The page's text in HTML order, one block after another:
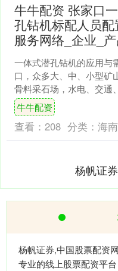
牛牛配资 张家口
孔钻机标配人员配
服务网络_企业_
一体式潜孔钻机的应用与
口，众多大、中、小型矿
骨料采石场，水电、交通
土石方挖掘企业，港口航
钻孔爆破作业的企业，都广
牛牛配资
查看： 208 分类： 海
杨帆证
杨帆证券,中国股票配资
专业的线上股票配资平